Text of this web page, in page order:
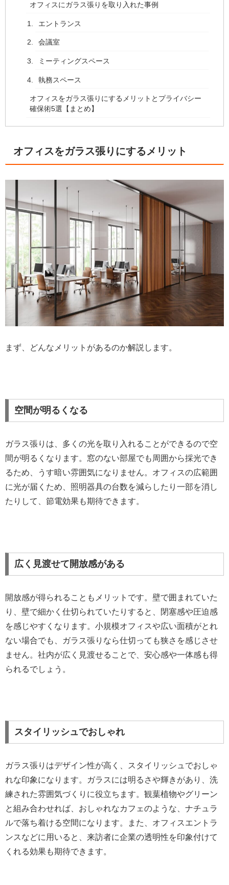
オフィスにガラス張りを取り入れた事例
エントランス
会議室
ミーティングスペース
執務スペース
オフィスをガラス張りにするメリットとプライバシー
確保術5選【まとめ】
オフィスをガラス張りにするメリット
まず、どんなメリットがあるのか解説します。
空間が明るくなる
ガラス張りは、多くの光を取り入れることができるので空
間が明るくなります。窓のない部屋でも周囲から採光でき
るため、うす暗い雰囲気になりません。オフィスの広範囲
に光が届くため、照明器具の台数を減らしたり一部を消し
たりして、節電効果も期待できます。
広く見渡せて開放感がある
開放感が得られることもメリットです。壁で囲まれていた
り、壁で細かく仕切られていたりすると、閉塞感や圧迫感
を感じやすくなります。小規模オフィスや広い面積がとれ
ない場合でも、ガラス張りなら仕切っても狭さを感じさせ
ません。社内が広く見渡せることで、安心感や一体感も得
られるでしょう。
スタイリッシュでおしゃれ
ガラス張りはデザイン性が高く、スタイリッシュでおしゃ
れな印象になります。ガラスには明るさや輝きがあり、洗
練された雰囲気づくりに役立ちます。観葉植物やグリーン
と組み合わせれば、おしゃれなカフェのような、ナチュラ
ルで落ち着ける空間になります。また、オフィスエントラ
ンスなどに用いると、来訪者に企業の透明性を印象付けて
くれる効果も期待できます。